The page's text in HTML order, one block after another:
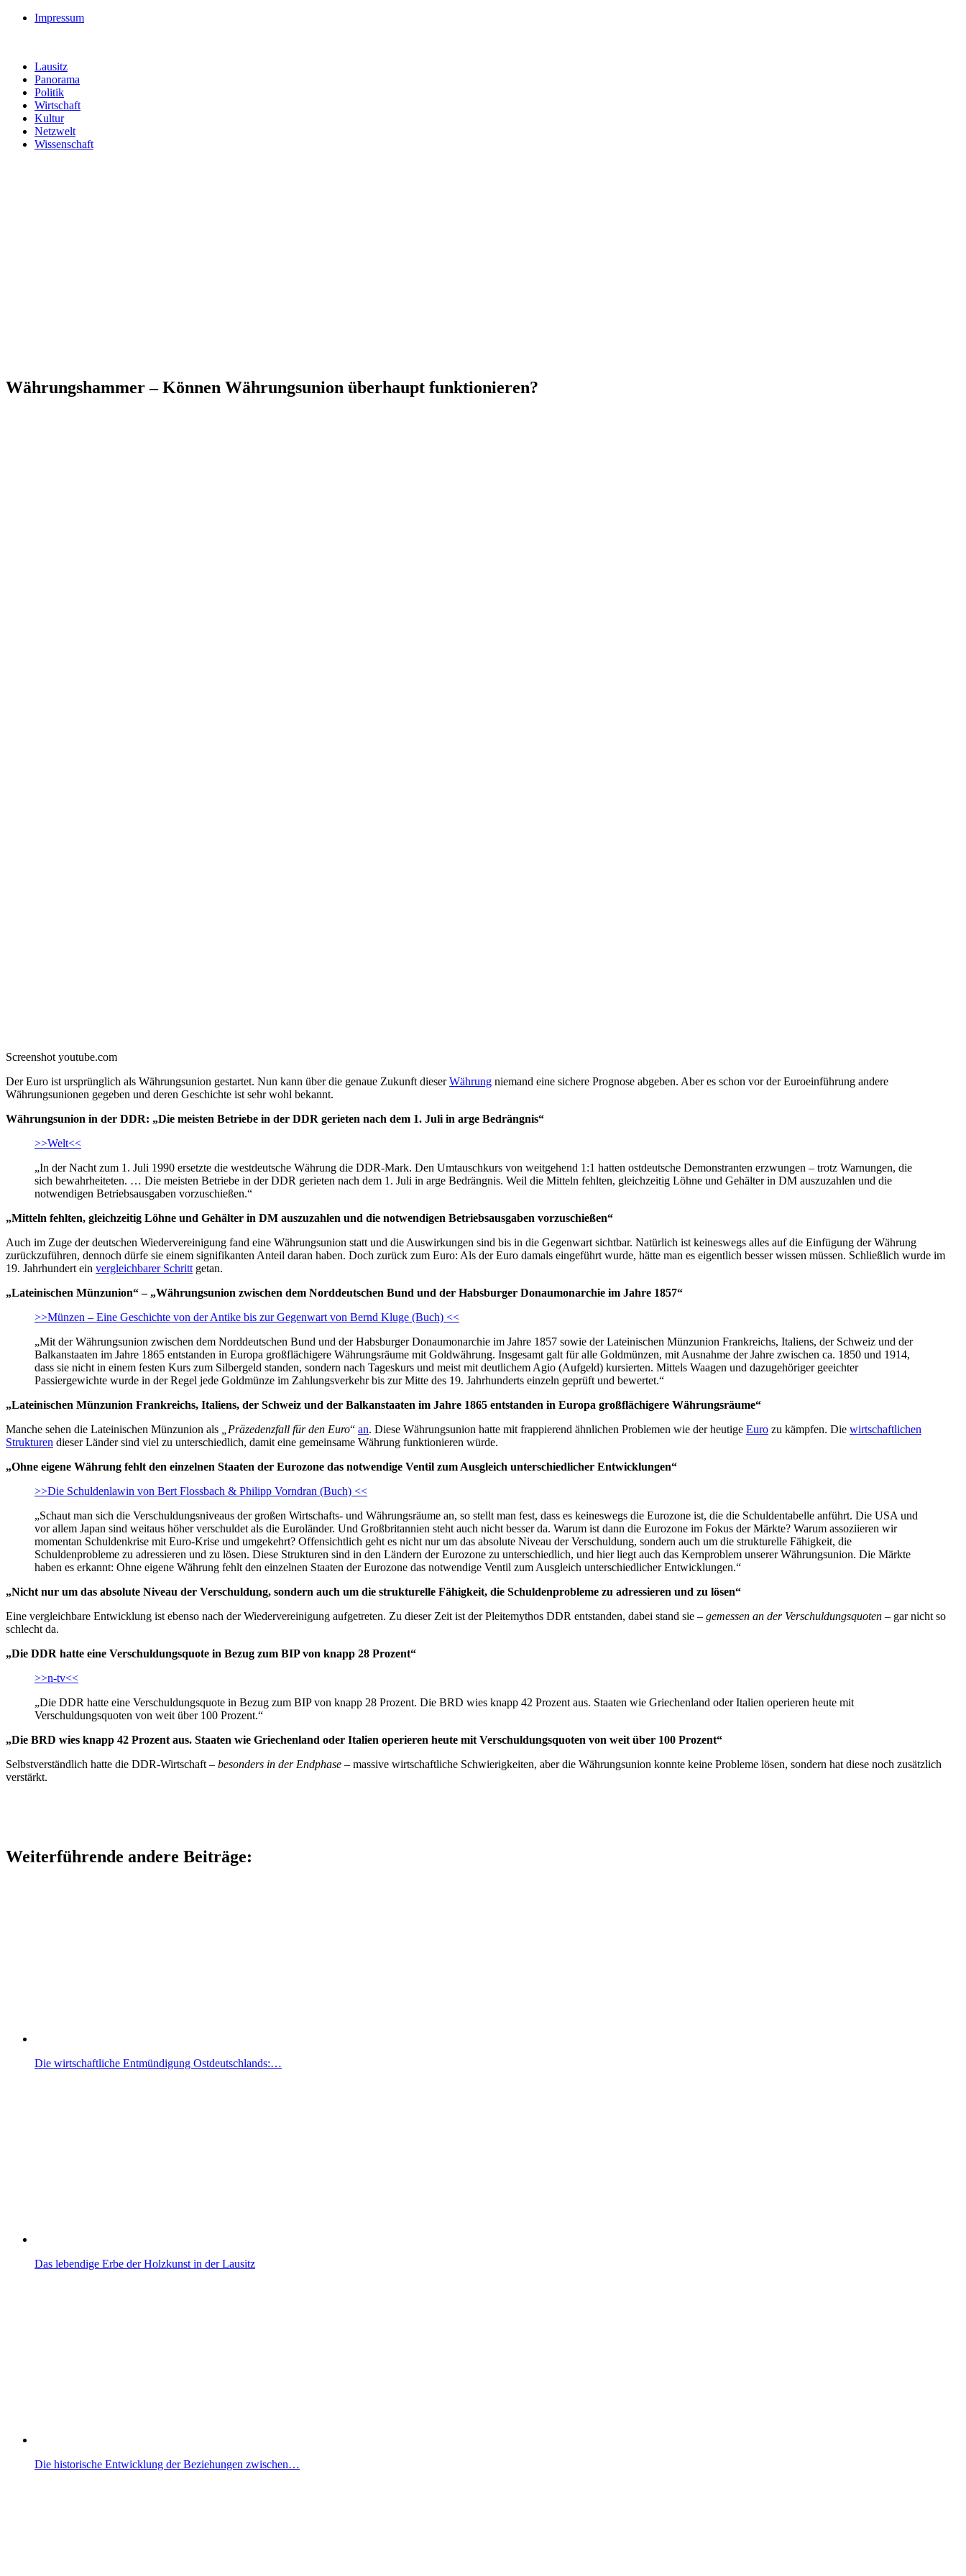
Impressum
Lausitz
Panorama
Politik
Wirtschaft
Kultur
Netzwelt
Wissenschaft
Währungshammer – Können Währungsunion überhaupt funktionieren?
Screenshot youtube.com
Der Euro ist ursprünglich als Währungsunion gestartet. Nun kann über die genaue Zukunft dieserWährung niemand eine sichere Prognose abgeben. Aber es schon vor der Euroeinführung andere
Währungsunionen gegeben und deren Geschichte ist sehr wohl bekannt.
Währungsunion in der DDR: „Die meisten Betriebe in der DDR gerieten nach dem 1. Juli in arge Bedrängnis“
>>Welt<<
„In der Nacht zum 1. Juli 1990 ersetzte die westdeutsche Währung die DDR-Mark. Den Umtauschkurs von weitgehend 1:1 hatten ostdeutsche Demonstranten erzwungen – trotz Warnungen, die
sich bewahrheiteten. … Die meisten Betriebe in der DDR gerieten nach dem 1. Juli in arge Bedrängnis. Weil die Mitteln fehlten, gleichzeitig Löhne und Gehälter in DM auszuzahlen und die
notwendigen Betriebsausgaben vorzuschießen.“
„Mitteln fehlten, gleichzeitig Löhne und Gehälter in DM auszuzahlen und die notwendigen Betriebsausgaben vorzuschießen“
Auch im Zuge der deutschen Wiedervereinigung fand eine Währungsunion statt und die Auswirkungen sind bis in die Gegenwart sichtbar. Natürlich ist keineswegs alles auf die Einfügung der Währung
zurückzuführen, dennoch dürfe sie einem signifikanten Anteil daran haben. Doch zurück zum Euro: Als der Euro damals eingeführt wurde, hätte man es eigentlich besser wissen müssen. Schließlich wurde im
19. Jahrhundert ein vergleichbarer Schritt getan.
„Lateinischen Münzunion“ – „Währungsunion zwischen dem Norddeutschen Bund und der Habsburger Donaumonarchie im Jahre 1857“
>>Münzen – Eine Geschichte von der Antike bis zur Gegenwart von Bernd Kluge (Buch) <<
„Mit der Währungsunion zwischen dem Norddeutschen Bund und der Habsburger Donaumonarchie im Jahre 1857 sowie der Lateinischen Münzunion Frankreichs, Italiens, der Schweiz und der
Balkanstaaten im Jahre 1865 entstanden in Europa großflächigere Währungsräume mit Goldwährung. Insgesamt galt für alle Goldmünzen, mit Ausnahme der Jahre zwischen ca. 1850 und 1914,
dass sie nicht in einem festen Kurs zum Silbergeld standen, sondern nach Tageskurs und meist mit deutlichem Agio (Aufgeld) kursierten. Mittels Waagen und dazugehöriger geeichter
Passiergewichte wurde in der Regel jede Goldmünze im Zahlungsverkehr bis zur Mitte des 19. Jahrhunderts einzeln geprüft und bewertet.“
„Lateinischen Münzunion Frankreichs, Italiens, der Schweiz und der Balkanstaaten im Jahre 1865 entstanden in Europa großflächigere Währungsräume“
Manche sehen die Lateinischen Münzunion als
„Präzedenzfall für den Euro“ an. Diese Währungsunion hatte mit frappierend ähnlichen Problemen wie der heutige Euro zu kämpfen. Die wirtschaftlichen
Strukturen dieser Länder sind viel zu unterschiedlich, damit eine gemeinsame Währung funktionieren würde.
„Ohne eigene Währung fehlt den einzelnen Staaten der Eurozone das notwendige Ventil zum Ausgleich unterschiedlicher Entwicklungen“
>>Die Schuldenlawin von Bert Flossbach & Philipp Vorndran (Buch) <<
„Schaut man sich die Verschuldungsniveaus der großen Wirtschafts- und Währungsräume an, so stellt man fest, dass es keineswegs die Eurozone ist, die die Schuldentabelle anführt. Die USA und
vor allem Japan sind weitaus höher verschuldet als die Euroländer. Und Großbritannien steht auch nicht besser da. Warum ist dann die Eurozone im Fokus der Märkte? Warum assoziieren wir
momentan Schuldenkrise mit Euro-Krise und umgekehrt? Offensichtlich geht es nicht nur um das absolute Niveau der Verschuldung, sondern auch um die strukturelle Fähigkeit, die
Schuldenprobleme zu adressieren und zu lösen. Diese Strukturen sind in den Ländern der Eurozone zu unterschiedlich, und hier liegt auch das Kernproblem unserer Währungsunion. Die Märkte
haben es erkannt: Ohne eigene Währung fehlt den einzelnen Staaten der Eurozone das notwendige Ventil zum Ausgleich unterschiedlicher Entwicklungen.“
„Nicht nur um das absolute Niveau der Verschuldung, sondern auch um die strukturelle Fähigkeit, die Schuldenprobleme zu adressieren und zu lösen“
Eine vergleichbare Entwicklung ist ebenso nach der Wiedervereinigung aufgetreten. Zu dieser Zeit ist der Pleitemythos DDR entstanden, dabei stand sie – gemessen an der Verschuldungsquoten – gar nicht so
schlecht da.
„Die DDR hatte eine Verschuldungsquote in Bezug zum BIP von knapp 28 Prozent“
>>n-tv<<
„Die DDR hatte eine Verschuldungsquote in Bezug zum BIP von knapp 28 Prozent. Die BRD wies knapp 42 Prozent aus. Staaten wie Griechenland oder Italien operieren heute mit
Verschuldungsquoten von weit über 100 Prozent.“
„Die BRD wies knapp 42 Prozent aus. Staaten wie Griechenland oder Italien operieren heute mit Verschuldungsquoten von weit über 100 Prozent“
Selbstverständlich hatte die DDR-Wirtschaft – besonders in der Endphase – massive wirtschaftliche Schwierigkeiten, aber die Währungsunion konnte keine Probleme lösen, sondern hat diese noch zusätzlich
verstärkt.
Weiterführende andere Beiträge:
Die wirtschaftliche Entmündigung Ostdeutschlands:…
Das lebendige Erbe der Holzkunst in der Lausitz
Die historische Entwicklung der Beziehungen zwischen…